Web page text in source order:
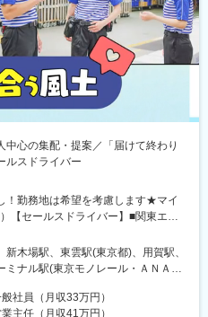
駅、下府駅、八浜駅、金光駅、木見
、米川駅、山口駅(山口県)、新南陽
駅、南瀬高駅、五郎丸駅、苅田駅、
線)、新飯塚駅、橋本駅(福岡県)、貝
駅、西小倉駅、大塔駅、佐伯駅、豊
北友田駅、朝地駅、バルーンさが
大津駅、光の森駅、平成駅、西人吉
駅、姶良駅、米ノ津駅、古島駅、赤
(宮崎県)、高鍋駅、三股駅、東旭川
富士駅(北海道)、根室駅、新川駅(北
丁目駅、問寒別駅、東室蘭駅、ほし
七重浜駅、磯分内駅、富良野駅、西
、遠軽駅、木古内駅、くりこま高原
、泉中央駅、古川駅、東白石駅、泉
、泉崎駅、中荒井駅、日立木駅、安
擶駅、置賜駅、山ノ目駅、花巻空
大曲駅(秋田県)、能代駅、西目駅、
中心の集配・提案／「届けて終わり
ルスドライバー
！勤務地は希望を考慮します★マイ
【セールスドライバー】■関東エリ
、群馬、千葉、茨城■東海エリア愛
エリア新潟、長野、山梨■北陸エリ
ア大阪、兵庫、和歌山、奈良、京
リア福岡、長崎、大分、佐賀、熊
道・東北エリア北海道、宮城、福
木場駅、東雲駅(東京都)、用賀駅、
ナル駅(東京モノレール・ＡＮＡ利
駅、ふじみ野駅、新白岡駅、越谷
社員（月収33万円）
主任（月収41万円）